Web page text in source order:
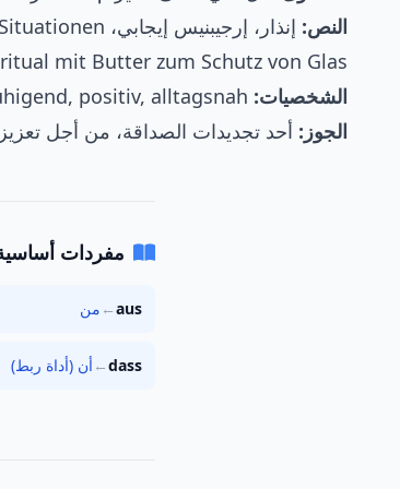
النص: إنذار، إرجيبنيس إيجابي، entspannte Situationen.
mit Butter zum Schutz von Glas.
الشخصيات:
الجوز: أحد تجديدات الصداقة، من أجل تعزيز
مفردات
aus
← من
dass
← أن (أداة ربط)